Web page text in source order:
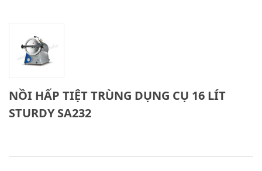
NỒI HẤP TIỆT TRÙNG DỤNG CỤ 16 LÍT
STURDY SA232